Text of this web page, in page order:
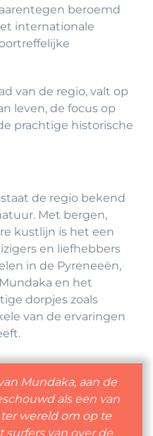
beroemd
internationale
van de regio, valt op
leven, de focus op
prachtige historische
de regio bekend
Met bergen,
kustlijn is het een
en liefhebbers
in de Pyreneeën,
en het
dorpjes zoals
van de ervaringen
Mundaka, aan de
als een van
ter wereld om op te
surfers van over de